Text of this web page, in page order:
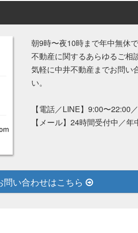
朝9時〜夜10時まで年中無休で
不動産に関するあらゆるご相
気軽に中井不動産までお問い
い。
【電話／LINE】9:00〜22:00
【メール】24時間受付中／年
問い合わせはこちら